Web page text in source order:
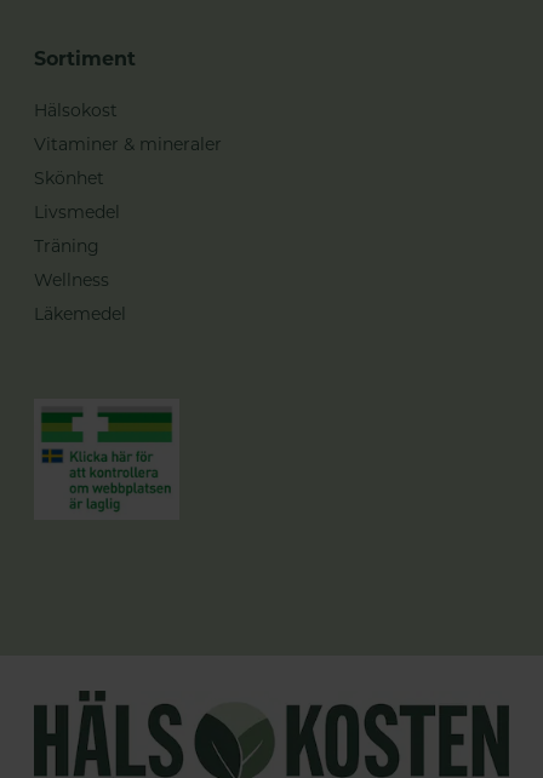
Sortiment
Hälsokost
Vitaminer & mineraler
Skönhet
Livsmedel
Träning
Wellness
Läkemedel